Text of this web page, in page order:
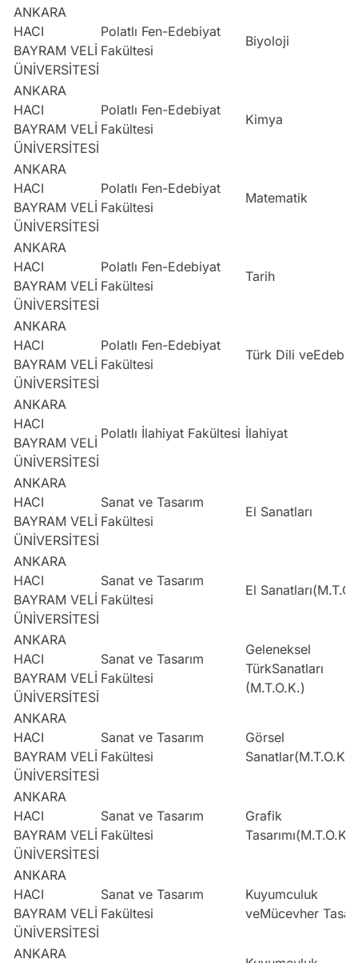
ANKARA
HACI
BAYRAM VELİ
ÜNİVERSİTESİ
Polatlı Fen-Edebiyat
Fakültesi
Biyoloji
ANKARA
HACI
BAYRAM VELİ
ÜNİVERSİTESİ
Polatlı Fen-Edebiyat
Fakültesi
Kimya
ANKARA
HACI
BAYRAM VELİ
ÜNİVERSİTESİ
Polatlı Fen-Edebiyat
Fakültesi
Matematik
ANKARA
HACI
BAYRAM VELİ
ÜNİVERSİTESİ
Polatlı Fen-Edebiyat
Fakültesi
Tarih
ANKARA
HACI
BAYRAM VELİ
ÜNİVERSİTESİ
Polatlı Fen-Edebiyat
Fakültesi
Türk Dili
ANKARA
HACI
BAYRAM VELİ
ÜNİVERSİTESİ
Polatlı İlahiyat Fakültesi İlahiyat
ANKARA
HACI
BAYRAM VELİ
ÜNİVERSİTESİ
Sanat ve Tasarım
Fakültesi
El Sanatları
ANKARA
HACI
BAYRAM VELİ
ÜNİVERSİTESİ
Sanat ve Tasarım
Fakültesi
El
ANKARA
HACI
BAYRAM VELİ
ÜNİVERSİTESİ
Sanat ve Tasarım
Fakültesi
Geleneksel
TürkSanatları
(M.T.O.K.)
ANKARA
HACI
BAYRAM VELİ
ÜNİVERSİTESİ
Sanat ve Tasarım
Fakültesi
Görsel
Sanatlar(M.T.O.K.)
ANKARA
HACI
BAYRAM VELİ
ÜNİVERSİTESİ
Sanat ve Tasarım
Fakültesi
Grafik
Tasarımı(M.T.O.K.)
ANKARA
HACI
BAYRAM VELİ
ÜNİVERSİTESİ
Sanat ve Tasarım
Fakültesi
Kuyumculuk
veMücevher
ANKARA